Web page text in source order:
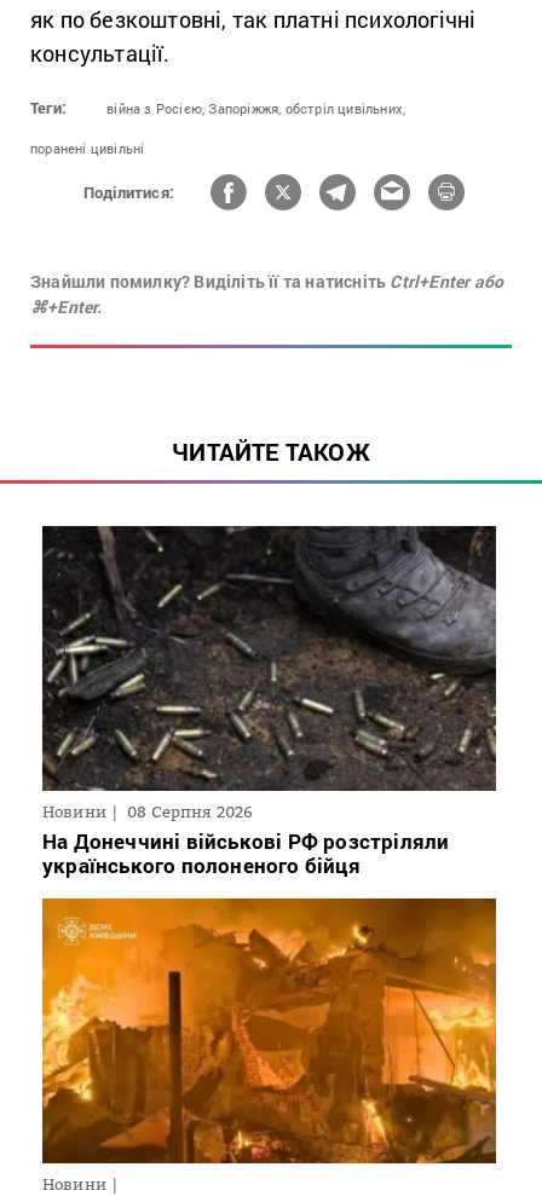
як по безкоштовні, так платні психологічні
консультації.
Теги: війна з Росією, Запоріжжя, обстріл цивільних,
поранені цивільні
Поділитися:
Знайшли помилку? Виділіть її та натисніть Ctrl+Enter або
⌘+Enter.
ЧИТАЙТЕ ТАКОЖ
Новини 08 Серпня 2026
На Донеччині військові РФ розстріляли
українського полоненого бійця
Новини